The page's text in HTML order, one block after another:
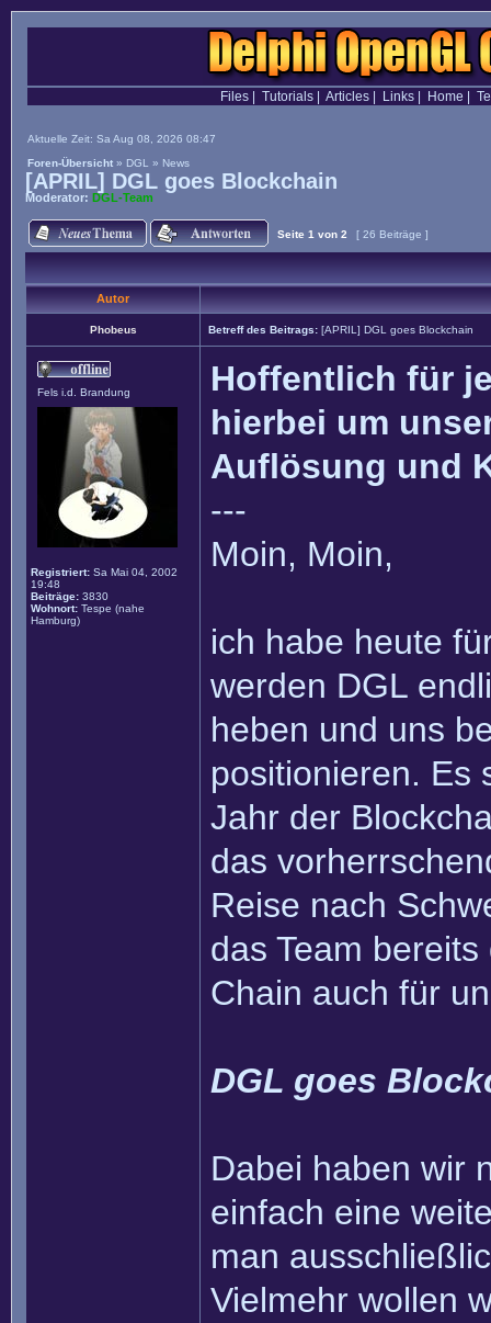
Files| Tutorials| Articles| Links| Home
Aktuelle Zeit: Sa Aug 08, 2026 08:47
Foren-Übersicht » DGL » News
[APRIL] DGL goes Blockchain
Moderator: DGL-Team
Seite 1 von 2 [ 26 Beiträge ]
Autor
Phobeus Betreff des Beitrags: [APRIL] DGL goes Blockchain
Fels i.d. Brandung
Registriert: Sa Mai 04, 2002
19:48
Beiträge: 3830
Wohnort: Tespe (nahe
Hamburg)
Hoffentlich für
hierbei um
Auflösung und
---
Moin, Moin,
ich habe heute
werden DGL
heben und uns
positionieren. Es
Jahr der
das
Reise nach
das Team
Chain auch für
DGL goes
Dabei haben wir
einfach eine
man
Vielmehr wollen